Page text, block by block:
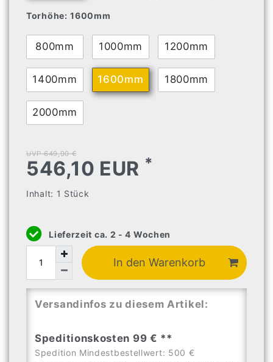
Torhöhe: 1600mm
800mm 1000mm 1200mm
1400mm 1600mm 1800mm
2000mm
UVP 649,90 €
546,10 EUR *
Inhalt: 1 Stück
Lieferzeit ca. 2 - 4 Wochen
In den Warenkorb
Versandinfos zu diesem Artikel:
Speditionskosten 99 € **
Spedition Mindestbestellwert: 500 €